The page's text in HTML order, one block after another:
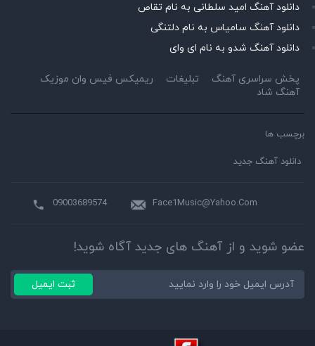
دانلود آهنگ امید سلطانی به نام تقاص
دانلود آهنگ سامیاس به نام دلتنگی
دانلود آهنگ شدو به نام ای وای
پخش سراسری آهنگ تبلیغات
ریمیکس فیس وان موزیک
آهنگ شاد
برچسب ها
دانلود آهنگ جدید
Face1Music@Yahoo.Com
09003689574
عضو شوید و از آهنگ های جدید آگاه شوید!
ثبت ایمیل